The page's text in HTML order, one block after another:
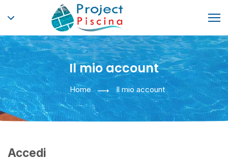
Il mio account
Home Il mio account
Accedi